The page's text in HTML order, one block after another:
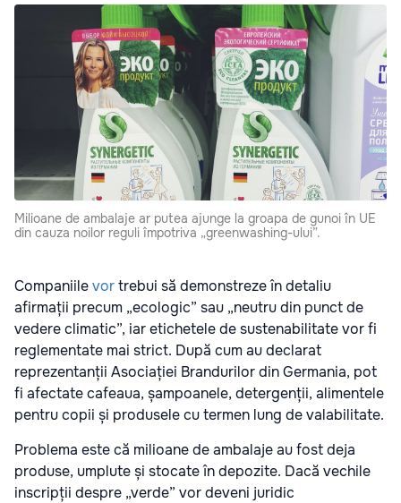
Milioane de ambalaje ar putea ajunge la groapa de gunoi în UE
din cauza noilor reguli împotriva „greenwashing-ului”.
Companiilevortrebui să demonstreze în detaliu
afirmații precum „ecologic” sau „neutru din punct de
vedere climatic”, iar etichetele de sustenabilitate vor fi
reglementate mai strict. După cum au declarat
reprezentanții Asociației Brandurilor din Germania, pot
fi afectate cafeaua, șampoanele, detergenții, alimentele
pentru copii și produsele cu termen lung de valabilitate.
Problema este că milioane de ambalaje au fost deja
produse, umplute și stocate în depozite. Dacă vechile
inscripții despre „verde” vor deveni juridic